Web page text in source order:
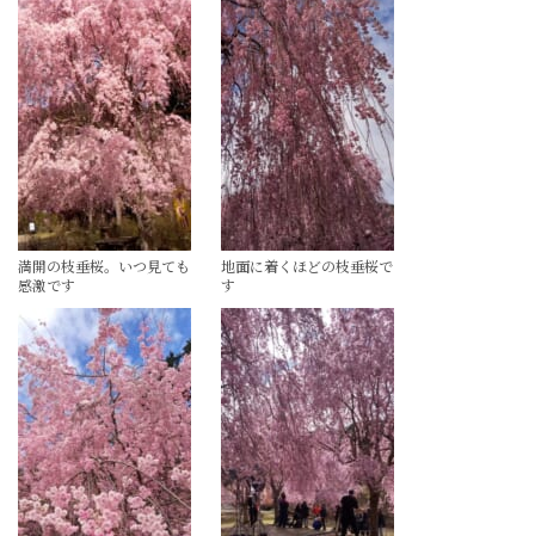
満開の枝垂桜。いつ見ても
感激です
地面に着くほどの枝垂桜で
す